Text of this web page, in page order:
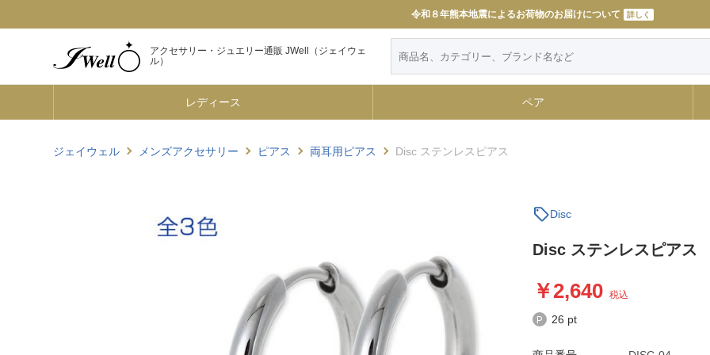
令和８年熊本地震によるお荷物のお届けについて 詳しく
アクセサリー・ジュエリー通販 JWell（ジェイウェ
ル）
レディース ペア
ジェイウェル メンズアクセサリー ピアス 両耳用ピアス Disc ステンレスピアス
sellDisc
Disc ステンレスピアス
2,640 税込
26 pt